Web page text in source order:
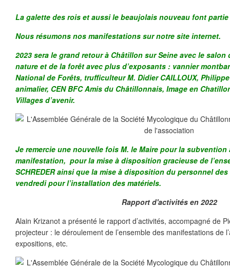
La galette des rois et aussi le beaujolais nouveau font
Nous résumons nos manifestations sur notre site internet.
2023 sera le grand retour à Châtillon sur Seine avec le
nature et de la forêt avec plus d’exposants : vannier
National de Forêts, trufficulteur M. Didier CAILLOUX,
animalier, CEN BFC Amis du Châtillonnais, Image en
Villages d’avenir.
Je remercie une nouvelle fois M. le Maire pour la
manifestation, pour la mise à disposition gracieuse de
SCHREDER ainsi que la mise à disposition du personnel
vendredi pour l’installation des matériels.
Rapport d'activités en 2022
Alain Krizanot a présenté le rapport d’activités, accompagné de
projecteur : le déroulement de l’ensemble des manifestations de
expositions, etc.